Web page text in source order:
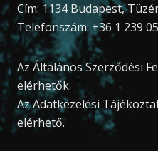
Cím: 1134 Budapest,
Telefonszám: +36 1 239
Az Általános Szerződési
elérhetők.
Az Adatkezelési
elérhető.